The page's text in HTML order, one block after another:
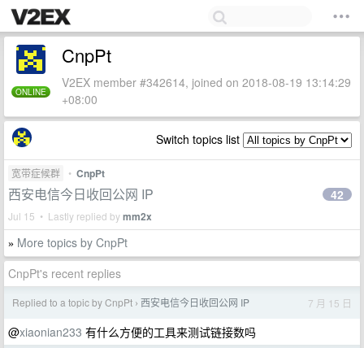
ONLINE
CnpPt
V2EX member #342614, joined on 2018-08-19 13:14:29
+08:00
Switch topics list
宽带症候群 • CnpPt
西安电信今日收回公网 IP
Jul 15 • Lastly replied bymm2x
42
» More topics by CnpPt
CnpPt's recent replies
Replied to a topic by CnpPt › 西安电信今日收回公网 IP 7 月 15 日
@xiaonian233 有什么方便的工具来测试链接数吗